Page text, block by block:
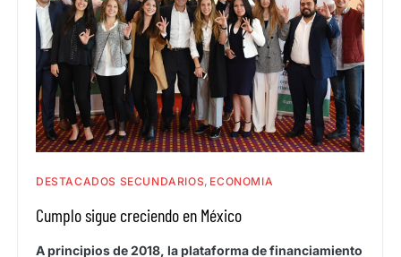
DESTACADOS SECUNDARIOS ECONOMIA
Cumplo sigue creciendo en México
A principios de 2018, la plataforma de financiamiento